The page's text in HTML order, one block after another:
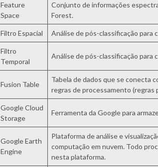
Feature
Space
Conjunto de informações
Forest.
Filtro Espacial Análise de pós-classificação para
Filtro
Temporal
Análise de pós-classificação para
Fusion Table
Tabela de dados que se conecta
regras de processamento (regras
Google Cloud
Storage
Ferramenta da Google para
Google Earth
Engine
Plataforma de análise e
computação em nuvem. Todo
nesta plataforma.